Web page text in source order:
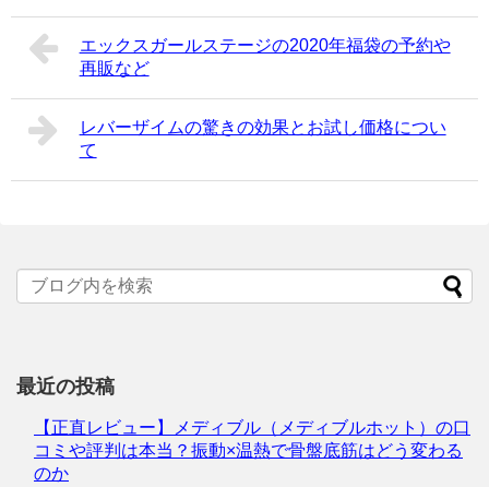
エックスガールステージの2020年福袋の予約や
再販など
レバーザイムの驚きの効果とお試し価格につい
て
最近の投稿
【正直レビュー】メディブル（メディブルホット）の口
コミや評判は本当？振動×温熱で骨盤底筋はどう変わる
のか